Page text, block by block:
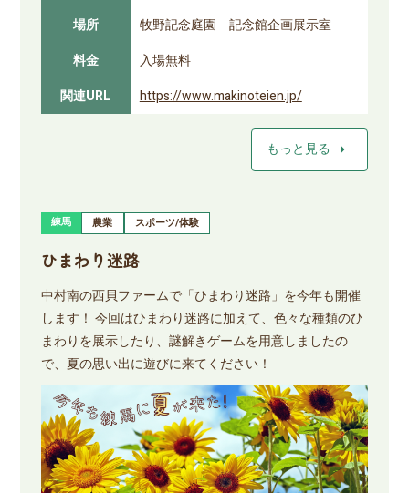
場所
牧野記念庭園 記念館企画展示室
料金
入場無料
関連URL
https://www.makinoteien.jp/
もっと見る arrow_right
練馬 農業 スポーツ/体験
ひまわり迷路
中村南の西貝ファームで「ひまわり迷路」を今年も開催
します！ 今回はひまわり迷路に加えて、色々な種類のひ
まわりを展示したり、謎解きゲームを用意しましたの
で、夏の思い出に遊びに来てください！